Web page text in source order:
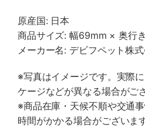
原産国: 日本
商品サイズ: 幅69mm × 奥行
メーカー名: デビフペット株
※写真はイメージです。実際
ケージなどが異なる場合がご
※商品在庫・天候不順や交通
時間がかかる場合がございます